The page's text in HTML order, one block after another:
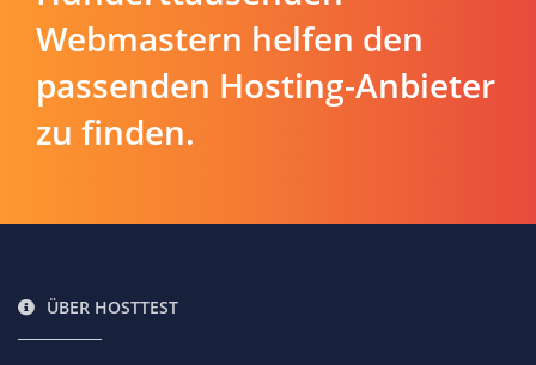
Webmastern helfen den
passenden Hosting-Anbieter
zu finden.
ÜBER HOSTTEST